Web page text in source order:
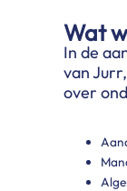
Wat
In de
van
over